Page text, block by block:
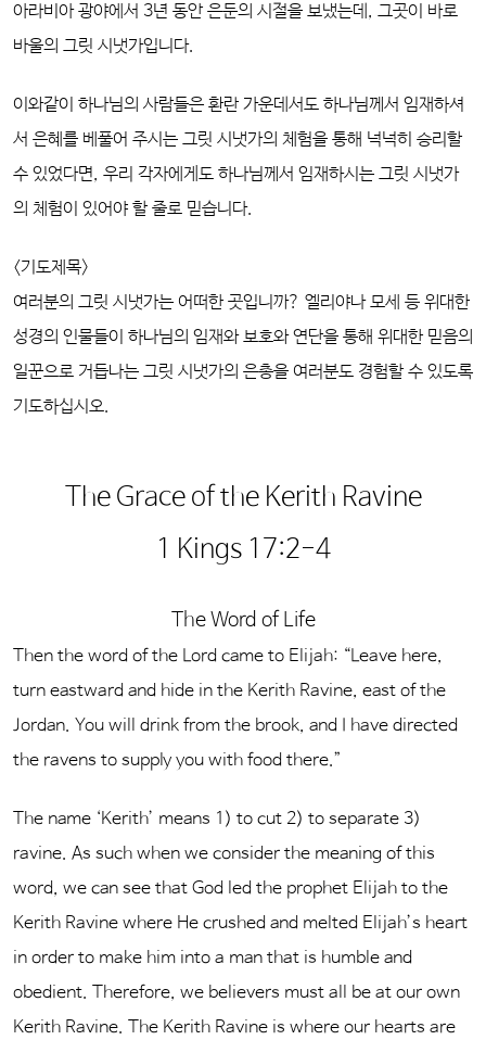
아라비아 광야에서 3년 동안 은둔의 시절을 보냈는데, 그곳이 바로
바울의 그릿 시냇가입니다.
이와같이 하나님의 사람들은 환란 가운데서도 하나님께서 임재하셔
서 은혜를 베풀어 주시는 그릿 시냇가의 체험을 통해 넉넉히 승리할
수 있었다면, 우리 각자에게도 하나님께서 임재하시는 그릿 시냇가
의 체험이 있어야 할 줄로 믿습니다.
<기도제목>
여러분의 그릿 시냇가는 어떠한 곳입니까? 엘리야나 모세 등 위대한
성경의 인물들이 하나님의 임재와 보호와 연단을 통해 위대한 믿음의
일꾼으로 거듭나는 그릿 시냇가의 은총을 여러분도 경험할 수 있도록
기도하십시오.
The Grace of the Kerith Ravine
1 Kings 17:2-4
The Word of Life
Then the word of the Lord came to Elijah: “Leave here,
turn eastward and hide in the Kerith Ravine, east of the
Jordan. You will drink from the brook, and I have directed
the ravens to supply you with food there.”
The name ‘Kerith’ means 1) to cut 2) to separate 3)
ravine. As such when we consider the meaning of this
word, we can see that God led the prophet Elijah to the
Kerith Ravine where He crushed and melted Elijah’s heart
in order to make him into a man that is humble and
obedient. Therefore, we believers must all be at our own
Kerith Ravine. The Kerith Ravine is where our hearts are